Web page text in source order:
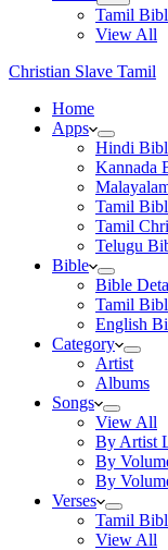
Tamil
View All
Christian Slave Tamil
Home
Apps
Hindi
Kannada
Tamil
Tamil
Telugu
Bible
Bible
Tamil
English
Category
Artist
Albums
Songs
View All
By Artist
By
By
Verses
Tamil
View All